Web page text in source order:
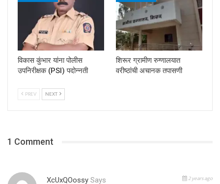
विकास कुंभार यांना पोलीस
उपनिरीक्षक (PSI) पदोन्नती
शिरूर ग्रामीण रुग्णालयात
वरीष्ठांची अचानक तपासणी
PREV NEXT
1 Comment
XcUxQOossy Says 2 years ago